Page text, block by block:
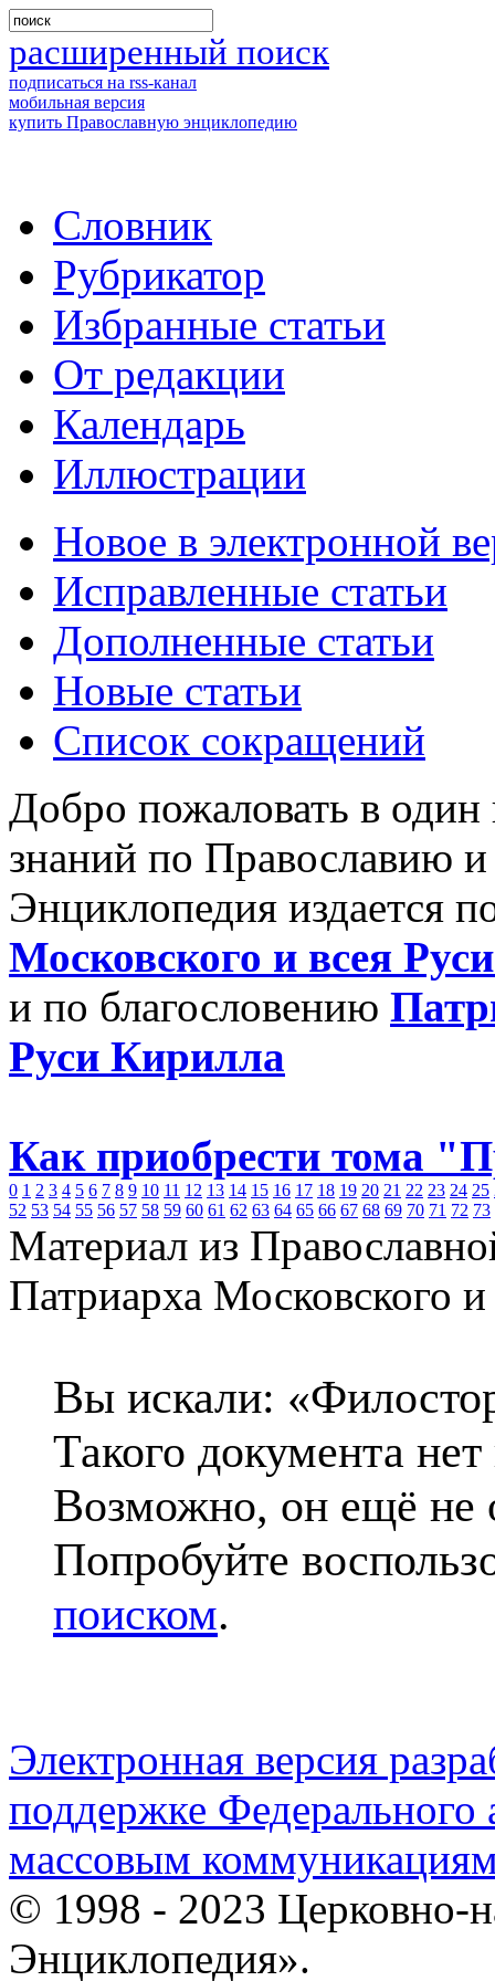
расширенный поиск
подписаться на rss-канал
мобильная версия
купить Православную энциклопедию
Словник
Рубрикатор
Избранные статьи
От редакции
Календарь
Иллюстрации
Новое в электронной
Исправленные статьи
Дополненные статьи
Новые статьи
Список сокращений
Добро пожаловать в
знаний по Православию
Энциклопедия издается
Московского и всея
и по благословению
Руси Кирилла
Как приобрести тома
0 1 2 3 4 5 6 7 8 9 10 11 12 13 14 15 16 17 18 19 20 21 22 23 24 25
52 53 54 55 56 57 58 59 60 61 62 63 64 65 66 67 68 69 70 71 72 73
Материал из
Патриарха Московского
Вы искали:
Такого документа
Возможно, он ещё не
Попробуйте
поиском.
Электронная версия
поддержке Федерального
массовым
© 1998 - 2023 Церковно-
Энциклопедия».